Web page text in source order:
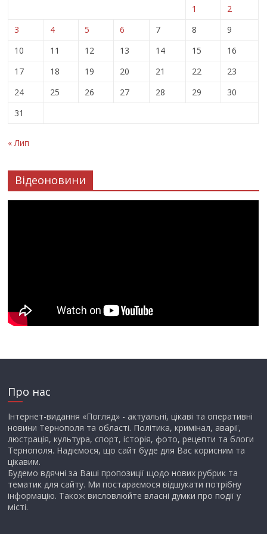
1
2
3
4 5 6 7 8
9
10
11 12 13 14 15
16
17
18 19 20 21 22
23
24
25 26 27 28 29
30
31
« Лип
Відеоновини
Про нас
Інтернет-видання «Погляд» - актуальні, цікаві та оперативні
новини Тернополя та області. Політика, кримінал, аварії,
люстрація, культура, спорт, історія, фото, рецепти та блоги
Тернополя. Надіємося, що сайт буде для Вас корисним та
цікавим.
Будемо вдячні за Ваші пропозиції щодо нових рубрик та
тематик для сайту. Ми постараємося відшукати потрібну
інформацію. Також висловлюйте власні думки про події у
місті.